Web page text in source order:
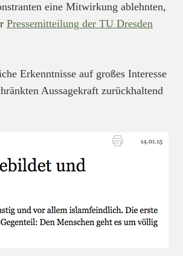
eine Mitwirkung ablehnten,
Pressemitteilung der TU Dresden
Erkenntnisse auf großes Interesse
Aussagekraft zurückhaltend